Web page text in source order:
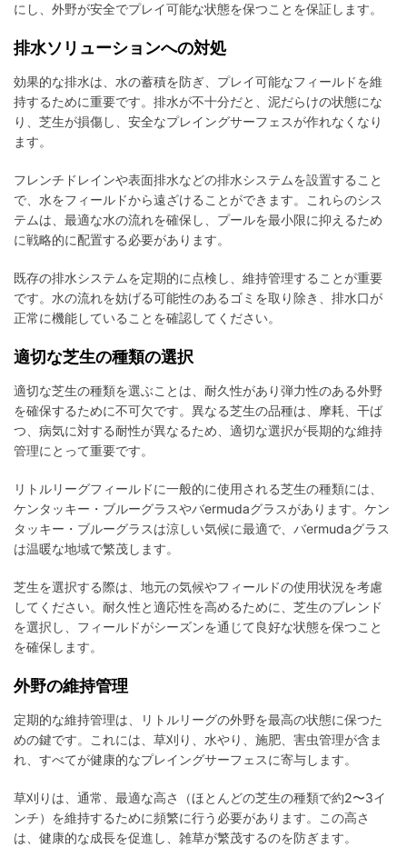
にし、外野が安全でプレイ可能な状態を保つことを保証します。
排水ソリューションへの対処
効果的な排水は、水の蓄積を防ぎ、プレイ可能なフィールドを維
持するために重要です。排水が不十分だと、泥だらけの状態にな
り、芝生が損傷し、安全なプレイングサーフェスが作れなくなり
ます。
フレンチドレインや表面排水などの排水システムを設置すること
で、水をフィールドから遠ざけることができます。これらのシス
テムは、最適な水の流れを確保し、プールを最小限に抑えるため
に戦略的に配置する必要があります。
既存の排水システムを定期的に点検し、維持管理することが重要
です。水の流れを妨げる可能性のあるゴミを取り除き、排水口が
正常に機能していることを確認してください。
適切な芝生の種類の選択
適切な芝生の種類を選ぶことは、耐久性があり弾力性のある外野
を確保するために不可欠です。異なる芝生の品種は、摩耗、干ば
つ、病気に対する耐性が異なるため、適切な選択が長期的な維持
管理にとって重要です。
リトルリーグフィールドに一般的に使用される芝生の種類には、
ケンタッキー・ブルーグラスやバermudaグラスがあります。ケン
タッキー・ブルーグラスは涼しい気候に最適で、バermudaグラス
は温暖な地域で繁茂します。
芝生を選択する際は、地元の気候やフィールドの使用状況を考慮
してください。耐久性と適応性を高めるために、芝生のブレンド
を選択し、フィールドがシーズンを通じて良好な状態を保つこと
を確保します。
外野の維持管理
定期的な維持管理は、リトルリーグの外野を最高の状態に保つた
めの鍵です。これには、草刈り、水やり、施肥、害虫管理が含ま
れ、すべてが健康的なプレイングサーフェスに寄与します。
草刈りは、通常、最適な高さ（ほとんどの芝生の種類で約2〜3イ
ンチ）を維持するために頻繁に行う必要があります。この高さ
は、健康的な成長を促進し、雑草が繁茂するのを防ぎます。